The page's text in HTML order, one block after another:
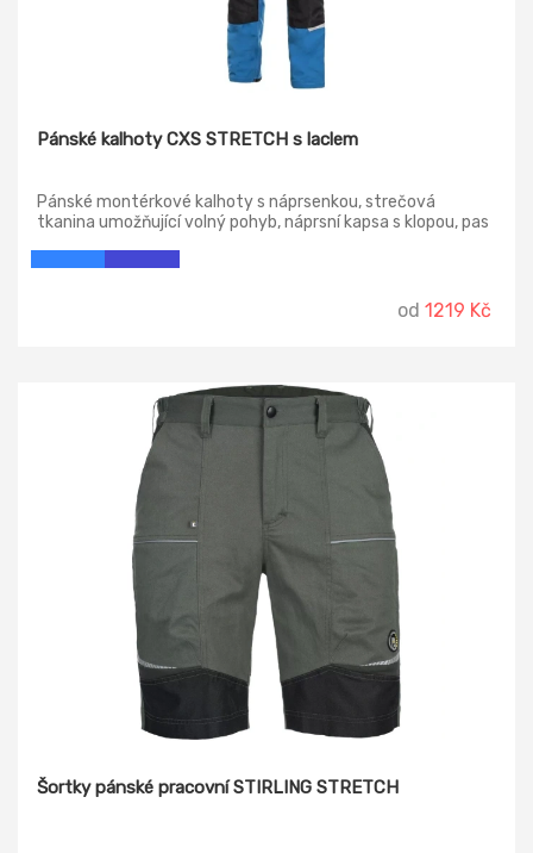
Pánské kalhoty CXS STRETCH s laclem
Pánské montérkové kalhoty s náprsenkou, strečová
tkanina umožňující volný pohyb, náprsní kapsa s klopou, pas
zadní kapsy - jedna s klopou, zadní spodní lem nohavice
vyztužen 600D polyesterem, šle s gumou vzadu, reflexní
od 1219 Kč
Šortky pánské pracovní STIRLING STRETCH